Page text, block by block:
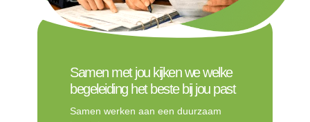
Samen met jou kijken we welke
begeleiding het beste bij jou past
Samen werken aan een duurzaam